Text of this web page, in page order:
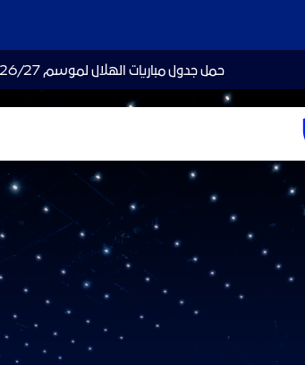
حمل جدول مباريات الهلال لموسم 26/27